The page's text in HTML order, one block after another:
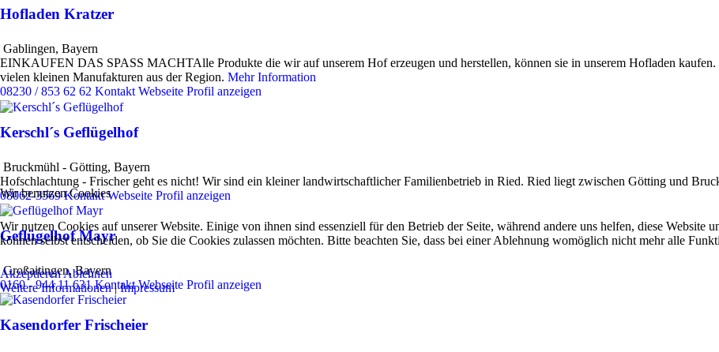
Hofladen Kratzer
Gablingen, Bayern
EINKAUFEN DAS SPASS MACHTAlle Produkte die wir auf unserem Hof erzeugen und herstellen, können sie in unserem Hofladen
vielen kleinen Manufakturen aus der Region. Mehr Information
08230 / 853 62 62 Kontakt Webseite Profil anzeigen
Kerschl´s Geflügelhof
Bruckmühl - Götting, Bayern
Hofschlachtung - Frischer geht es nicht! Wir sind ein kleiner landwirtschaftlicher Familienbetrieb in Ried. Ried liegt zwischen Götting und
08062-3569 Kontakt Webseite Profil anzeigen
Geflügelhof Mayr
Großaitingen,Bayern
0160 - 944 11 631 Kontakt Webseite Profil anzeigen
Kasendorfer Frischeier
Wir benutzen Cookies
Wir nutzen Cookies auf unserer Website. Einige von ihnen sind essenziell für den Betrieb der Seite, während andere uns helfen, diese Website
können selbst entscheiden, ob Sie die Cookies zulassen möchten. Bitte beachten Sie, dass bei einer Ablehnung womöglich nicht mehr alle
AkzeptierenAblehnen
Weitere Informationen|Impressum